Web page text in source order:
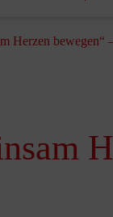
Herzen